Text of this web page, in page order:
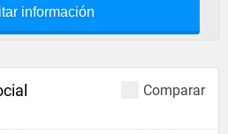
información
Comparar